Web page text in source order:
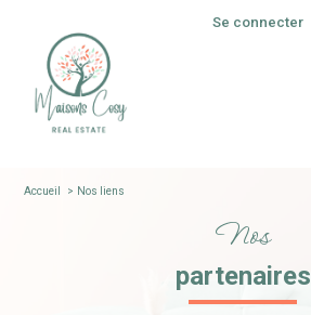
Se connecter
espace
propriétaire
Accueil nos liens
Nos
partenaires